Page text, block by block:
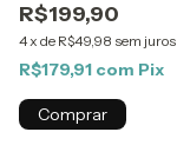
R$199,90
4x de R$49,98 sem juros
R$179,91 com Pix
Comprar